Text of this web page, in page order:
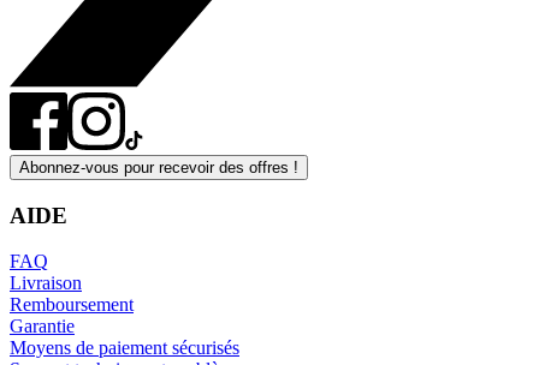
Abonnez-vous pour recevoir des offres !
AIDE
FAQ
Livraison
Remboursement
Garantie
Moyens de paiement sécurisés